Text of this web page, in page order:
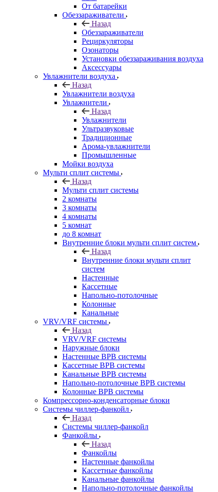
От батарейки
Обеззараживатели
Назад
Обеззараживатели
Рециркуляторы
Озонаторы
Установки обеззараживания воздуха
Аксессуары
Увлажнители воздуха
Назад
Увлажнители воздуха
Увлажнители
Назад
Увлажнители
Ультразвуковые
Традиционные
Арома-увлажнители
Промышленные
Мойки воздуха
Мульти сплит системы
Назад
Мульти сплит системы
2 комнаты
3 комнаты
4 комнаты
5 комнат
до 8 комнат
Внутренние блоки мульти сплит систем
Назад
Внутренние блоки мульти сплит
систем
Настенные
Кассетные
Напольно-потолочные
Колонные
Канальные
VRV/VRF системы
Назад
VRV/VRF системы
Наружные блоки
Настенные ВРВ системы
Кассетные ВРВ системы
Канальные ВРВ системы
Напольно-потолочные ВРВ системы
Колонные ВРВ системы
Компрессорно-конденсаторные блоки
Системы чиллер-фанкойл
Назад
Системы чиллер-фанкойл
Фанкойлы
Назад
Фанкойлы
Настенные фанкойлы
Кассетные фанкойлы
Канальные фанкойлы
Напольно-потолочные фанкойлы